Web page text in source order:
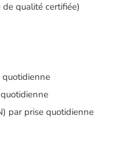
qualité certifiée)
par prise quotidienne